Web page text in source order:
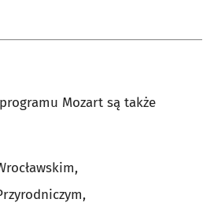
Mozart są także